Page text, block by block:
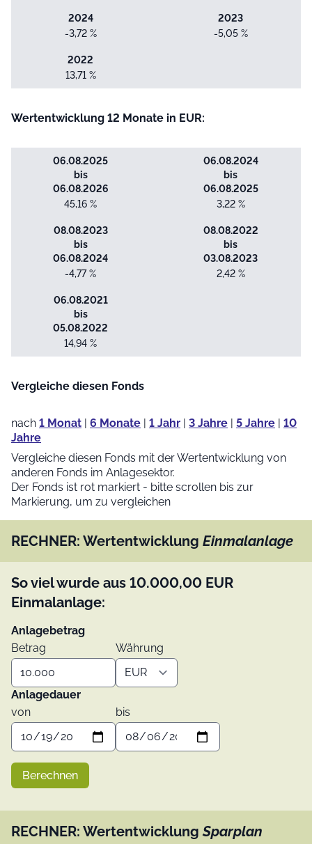
2024
-3,72 %
2023
-5,05 %
2022
13,71 %
Wertentwicklung 12 Monate in EUR:
06.08.2025
bis
06.08.2026
45,16 %
06.08.2024
bis
06.08.2025
3,22 %
08.08.2023
bis
06.08.2024
-4,77 %
08.08.2022
bis
03.08.2023
2,42 %
06.08.2021
bis
05.08.2022
14,94 %
Vergleiche diesen Fonds
nach 1 Monat | 6 Monate | 1 Jahr | 3 Jahre | 5 Jahre | 10
Jahre
Vergleiche diesen Fonds mit der Wertentwicklung von
anderen Fonds im Anlagesektor.
Der Fonds ist rot markiert - bitte scrollen bis zur
Markierung, um zu vergleichen
RECHNER: Wertentwicklung Einmalanlage
So viel wurde aus 10.000,00 EUR
Einmalanlage:
Anlagebetrag
Betrag
Währung
Anlagedauer
von
bis
Berechnen
RECHNER: WertentwicklungSparplan